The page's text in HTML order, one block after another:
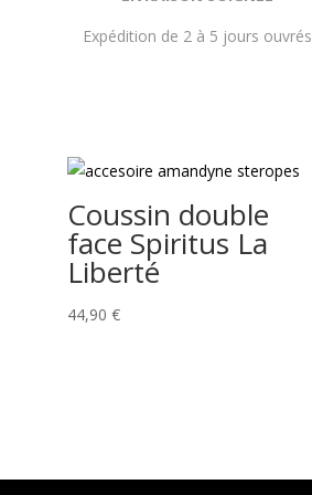
Expédition de 2 à 5 jours ouvrés
Coussin double
face Spiritus La
Liberté
44,90€